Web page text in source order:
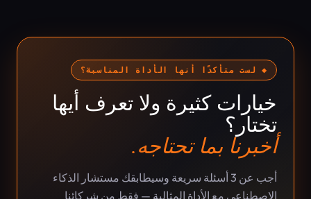
◆ لست متأكدًا أنها الأداة المناسبة؟
خيارات كثيرة ولا تعرف أيها
تختار؟
أخبرنا بما تحتاجه.
أجب عن 3 أسئلة سريعة وسيطابقك مستشار الذكاء
الاصطناعي مع الأداة المثالية — فقط من شركائنا